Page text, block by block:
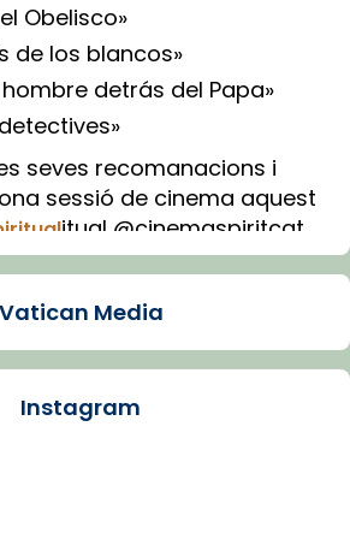
Obelisco»
de los blancos»
hombre detrás del Papa»
seves recomanacions i
sessió de cinema aquest
itual @cinemaspiritcat
amb IA (OpenAI)
de Barcelona
Vatican Media
Instagram